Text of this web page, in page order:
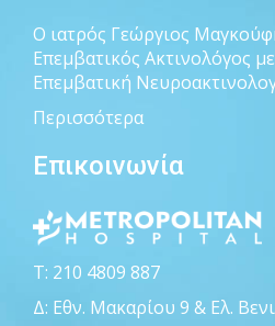
Ο ιατρός Γεώργιος
Επεμβατικός Ακτινολόγος
Επεμβατική
Περισσότερα
Επικοινωνία
Τ: 210 4809 887
Δ: Εθν. Μακαρίου 9 & Ελ.